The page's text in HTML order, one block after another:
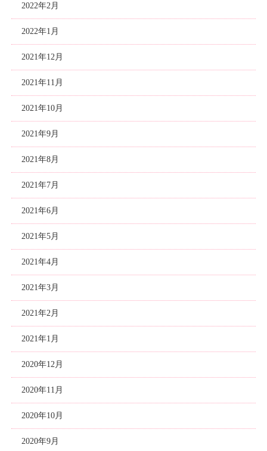
2022年2月
2022年1月
2021年12月
2021年11月
2021年10月
2021年9月
2021年8月
2021年7月
2021年6月
2021年5月
2021年4月
2021年3月
2021年2月
2021年1月
2020年12月
2020年11月
2020年10月
2020年9月